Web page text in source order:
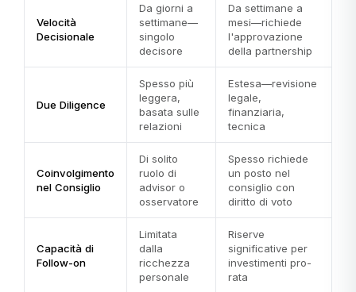
Velocità
Decisionale
Da giorni a
settimane—
singolo
decisore
Da settimane a
mesi—richiede
l'approvazione
della partnership
Due Diligence
Spesso più
leggera,
basata sulle
relazioni
Estesa—revisione
legale,
finanziaria,
tecnica
Coinvolgimento
nel Consiglio
Di solito
ruolo di
advisor o
osservatore
Spesso richiede
un posto nel
consiglio con
diritto di voto
Capacità di
Follow-on
Limitata
dalla
ricchezza
personale
Riserve
significative per
investimenti pro-
rata